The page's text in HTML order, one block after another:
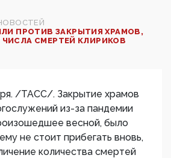
ПРОТИВ ЗАКРЫТИЯ ХРАМОВ,
СМЕРТЕЙ КЛИРИКОВ
/ТАСС/. Закрытие храмов
из-за пандемии
весной, было
не стоит прибегать вновь,
количества смертей